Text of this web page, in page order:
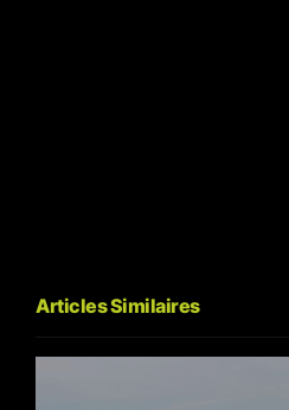
Articles Similaires